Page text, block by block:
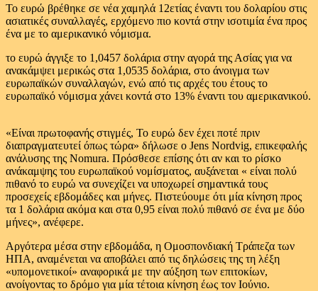
Το ευρώ βρέθηκε σε νέα χαμηλά 12ετίας έναντι του δολαρίου στις
ασιατικές συναλλαγές, ερχόμενο πιο κοντά στην ισοτιμία ένα προς
ένα με το αμερικανικό νόμισμα.
το ευρώ άγγιξε το 1,0457 δολάρια στην αγορά της Ασίας για να
ανακάμψει μερικώς στα 1,0535 δολάρια, στο άνοιγμα των
ευρωπαϊκών συναλλαγών, ενώ από τις αρχές του έτους το
ευρωπαϊκό νόμισμα χάνει κοντά στο 13% έναντι του αμερικανικού.
«Είναι πρωτοφανής στιγμές, Το ευρώ δεν έχει ποτέ πριν
διαπραγματευτεί όπως τώρα» δήλωσε ο Jens Nordvig, επικεφαλής
ανάλυσης της Nomura. Πρόσθεσε επίσης ότι αν και το ρίσκο
ανάκαμψης του ευρωπαϊκού νομίσματος, αυξάνεται « είναι πολύ
πιθανό το ευρώ να συνεχίζει να υποχωρεί σημαντικά τους
προσεχείς εβδομάδες και μήνες. Πιστεύουμε ότι μία κίνηση προς
τα 1 δολάρια ακόμα και στα 0,95 είναι πολύ πιθανό σε ένα με δύο
μήνες», ανέφερε.
Αργότερα μέσα στην εβδομάδα, η Ομοσπονδιακή Τράπεζα των
ΗΠΑ, αναμένεται να αποβάλει από τις δηλώσεις της τη λέξη
«υπομονετικοί» αναφορικά με την αύξηση των επιτοκίων,
ανοίγοντας το δρόμο για μία τέτοια κίνηση έως τον Ιούνιο.